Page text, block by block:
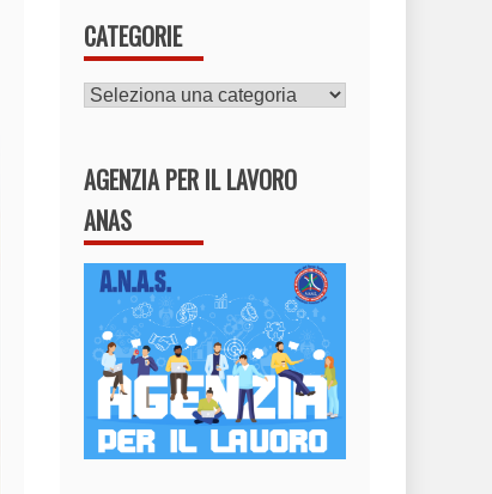
CATEGORIE
CATEGORIE
AGENZIA PER IL LAVORO
ANAS